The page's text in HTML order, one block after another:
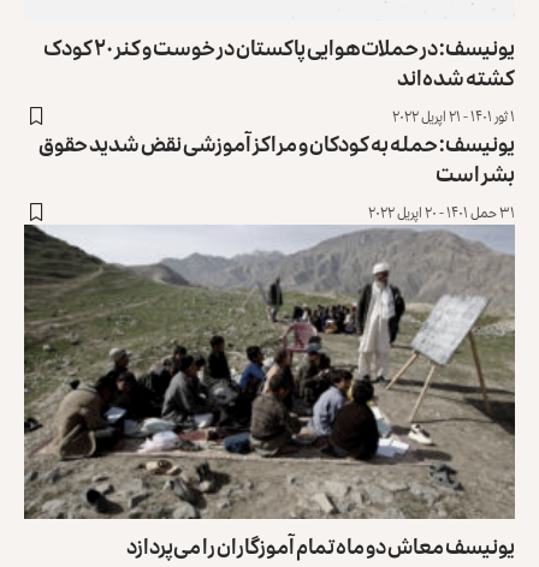
یونیسف: در حملات هوایی پاکستان در خوست و کنر ۲۰ کودک
کشته شده‌اند
۱ ثور ۱۴۰۱ - ۲۱ اپریل ۲۰۲۲
یونیسف: حمله به کودکان و مراکز آموزشی نقض شدید حقوق
بشر است
۳۱ حمل ۱۴۰۱ - ۲۰ اپریل ۲۰۲۲
یونیسف معاش دو ماه تمام آموزگاران را می‌پردازد